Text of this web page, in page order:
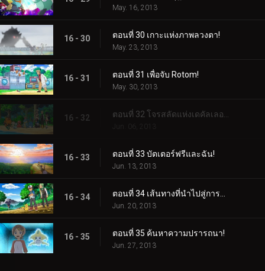
May. 16, 2013
16 - 30 ตอนที่ 30 เกาะแห่งภาพลวงตา!
May. 23, 2013
16 - 31 ตอนที่ 31 เพื่อจับ Rotom!
May. 30, 2013
16 - 32
Jun. 06, 2013
16 - 33 ตอนที่ 33 บัตเตอร์ฟรีและฉัน!
Jun. 13, 2013
16 - 34
Jun. 20, 2013
16 - 35 ตอนที่ 35 ค้นหาความปรารถนา!
Jun. 27, 2013